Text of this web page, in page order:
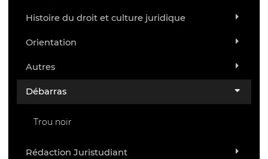
Histoire du droit et culture juridique
Orientation
Autres
Débarras
Trou noir
Rédaction Juristudiant